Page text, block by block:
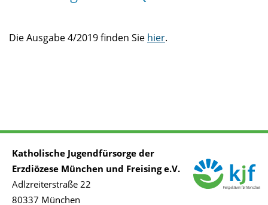
Die Ausgabe 4/2019 finden Sie hier.
Katholische Jugendfürsorge der
Erzdiözese München und Freising e.V.
Adlzreiterstraße 22
80337 München